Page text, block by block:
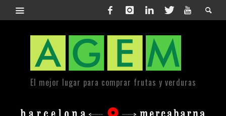
El mejor lugar para comprar frutas y verduras